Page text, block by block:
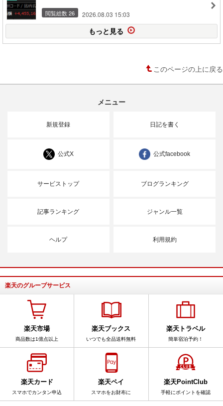
閲覧総数 26 2026.08.03 15:03
もっと見る
このページの上に戻る
メニュー
新規登録 日記を書く
公式X 公式facebook
サービストップ ブログランキング
記事ランキング ジャンル一覧
ヘルプ 利用規約
楽天のグループサービス
楽天市場
商品数は1億点以上
楽天ブックス
いつでも全品送料無料
楽天トラベル
簡単宿泊予約！
楽天カード
スマホでカンタン申込
楽天ペイ
スマホをお財布に
楽天PointClub
手軽にポイントを確認